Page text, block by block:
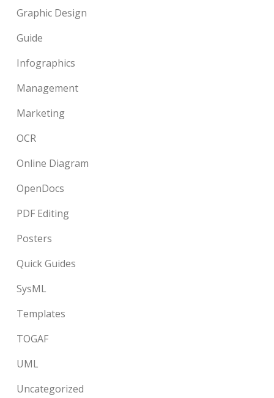
Graphic Design
Guide
Infographics
Management
Marketing
OCR
Online Diagram
OpenDocs
PDF Editing
Posters
Quick Guides
SysML
Templates
TOGAF
UML
Uncategorized